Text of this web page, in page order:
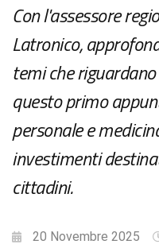
Con l'assessore
Latronico,
temi che
questo primo
personale e
investimenti
cittadini.
20 Novembre 2025